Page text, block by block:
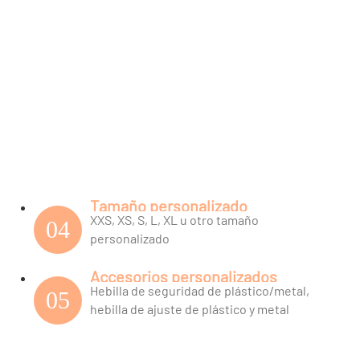
04
Tamaño personalizado
XXS, XS, S, L, XL u otro tamaño
personalizado
05
Accesorios personalizados
Hebilla de seguridad de plástico/metal,
hebilla de ajuste de plástico y metal